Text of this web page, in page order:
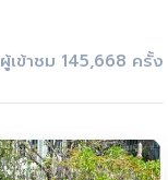
ผู้เข้าชม 145,668 ครั้ง